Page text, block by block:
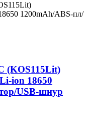
ion 18650
USB-шнур